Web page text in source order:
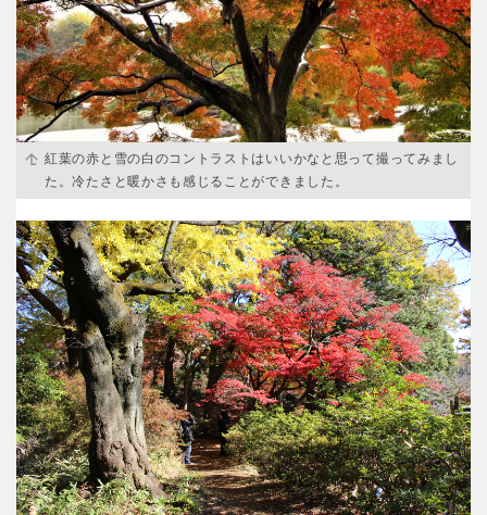
京都 大阪
兵庫 奈良
和歌山
中国・四国
鳥取 島根
岡山 広島
山口 徳島
紅葉の赤と雪の白のコントラストはいいかなと思って撮ってみまし
た。冷たさと暖かさも感じることができました。